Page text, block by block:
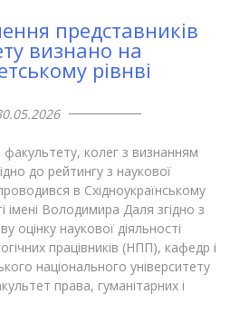
представників
визнано на
рівнві
факультету, колег з визнанням
до рейтингу з наукової
в Східноукраїнському
імені Володимира Даля згідно з
наукової діяльності
працівників (НПП), кафедр і
національного університету
права, гуманітарних і